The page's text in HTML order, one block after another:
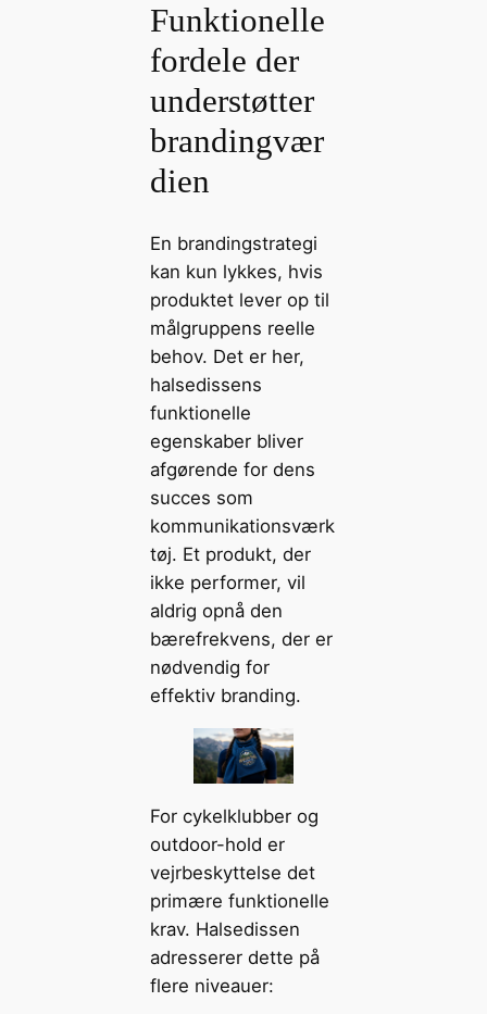
Funktionelle
fordele der
understøtter
brandingvær
dien
En brandingstrategi
kan kun lykkes, hvis
produktet lever op til
målgruppens reelle
behov. Det er her,
halsedissens
funktionelle
egenskaber bliver
afgørende for dens
succes som
kommunikationsværk
tøj. Et produkt, der
ikke performer, vil
aldrig opnå den
bærefrekvens, der er
nødvendig for
effektiv branding.
For cykelklubber og
outdoor-hold er
vejrbeskyttelse det
primære funktionelle
krav. Halsedissen
adresserer dette på
flere niveauer: